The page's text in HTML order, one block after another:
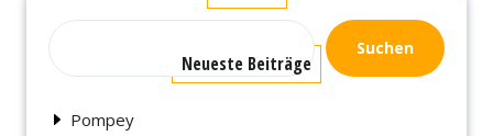
Suchen
Neueste Beiträge
Pompey